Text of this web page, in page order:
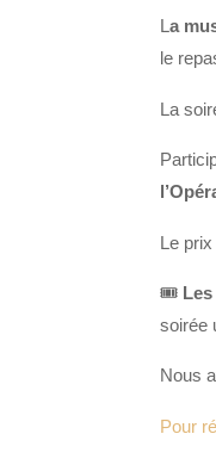
La
le
La
Le
🎟️
soirée
Nous
Pour